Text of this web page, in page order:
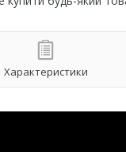
Характеристики